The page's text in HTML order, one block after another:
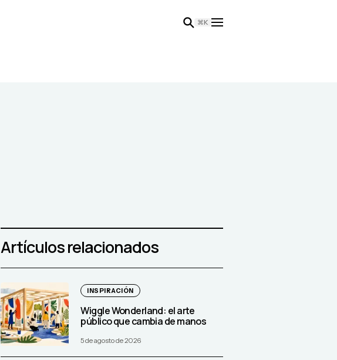
⌘K
Artículos relacionados
INSPIRACIÓN
Wiggle Wonderland: el arte
público que cambia de manos
5 de agosto de 2026